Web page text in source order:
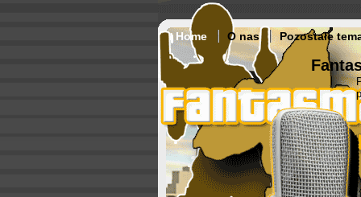
Home O nas Pozostałe